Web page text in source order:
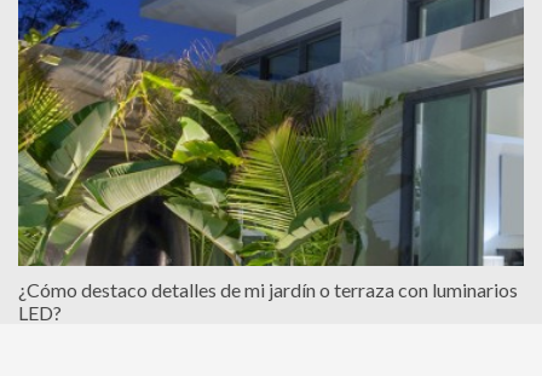
¿Cómo destaco detalles de mi jardín o terraza con luminarios
LED?